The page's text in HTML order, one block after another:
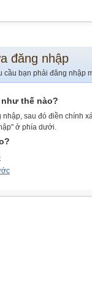
đăng nhập
cầu bạn phải đăng nhập
thế nào?
nhập, sau đó điền chính
ở phía dưới.